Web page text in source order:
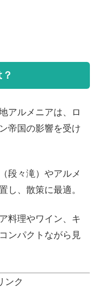
アルメニアは、ロ
帝国の影響を受け
段々滝）やアルメ
し、散策に最適。
料理やワイン、キ
ンパクトながら見
ンク